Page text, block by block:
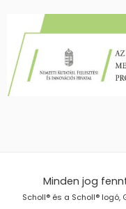
Minden jog
Scholl® és a Scholl® logó,